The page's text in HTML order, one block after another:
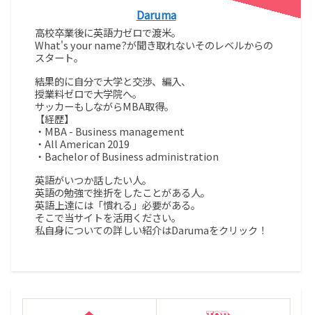
Daruma
高校卒業後に英語力ゼロで渡米。
What's your name?が聞き取れないそのレベルからの
スタート。
結果的に自分で大学と交渉、編入、
授業料ゼロで大学院へ。
サッカーもしながらMBA取得。
【経歴】
・MBA - Business management
・All American 2019
・Bachelor of Business administration
英語がいつか話したい人。
英語の勉強で挫折をしたことがある人。
英語上達には「慣れる」必要がある。
そこで当サイトを活用ください。
私自身についての詳しい紹介はDarumaをクリック！